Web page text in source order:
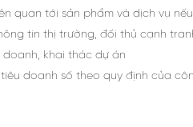
quan tới sản phẩm và dịch vụ
tin thị trường, đối thủ cạnh
doanh, khai thác dự án
doanh số theo quy định của